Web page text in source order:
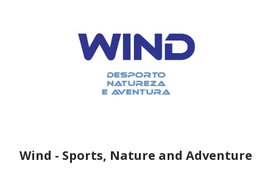
Wind - Sports, Nature and Adventure